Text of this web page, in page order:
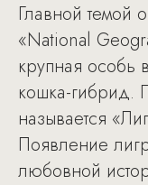
Главной темой
«National
крупная особь
кошка-гибрид.
называется
Появление
любовной